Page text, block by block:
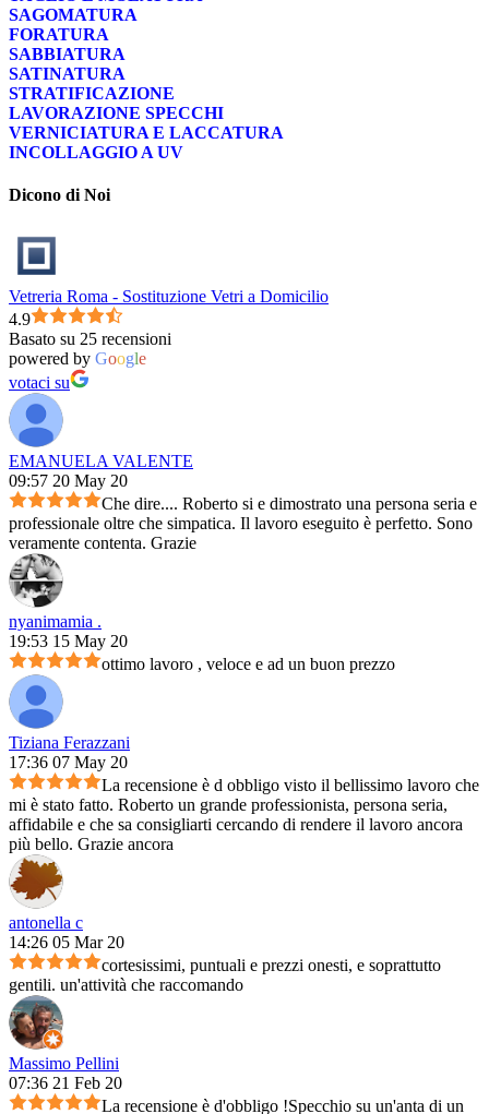
SAGOMATURA
FORATURA
SABBIATURA
SATINATURA
STRATIFICAZIONE
LAVORAZIONE SPECCHI
VERNICIATURA E LACCATURA
INCOLLAGGIO A UV
Dicono di Noi
Vetreria Roma - Sostituzione Vetri a Domicilio
4.9
Basato su 25 recensioni
powered by Google
votaci su
EMANUELA VALENTE
09:57 20 May 20
Che dire.... Roberto si e dimostrato una persona seria e
professionale oltre che simpatica. Il lavoro eseguito è perfetto. Sono
veramente contenta. Grazie
nyanimamia .
19:53 15 May 20
ottimo lavoro , veloce e ad un buon prezzo
Tiziana Ferazzani
17:36 07 May 20
La recensione è d obbligo visto il bellissimo lavoro che
mi è stato fatto. Roberto un grande professionista, persona seria,
affidabile e che sa consigliarti cercando di rendere il lavoro ancora
più bello. Grazie ancora
antonella c
14:26 05 Mar 20
cortesissimi, puntuali e prezzi onesti, e soprattutto
gentili. un'attività che raccomando
Massimo Pellini
07:36 21 Feb 20
La recensione è d'obbligo !Specchio su un'anta di un